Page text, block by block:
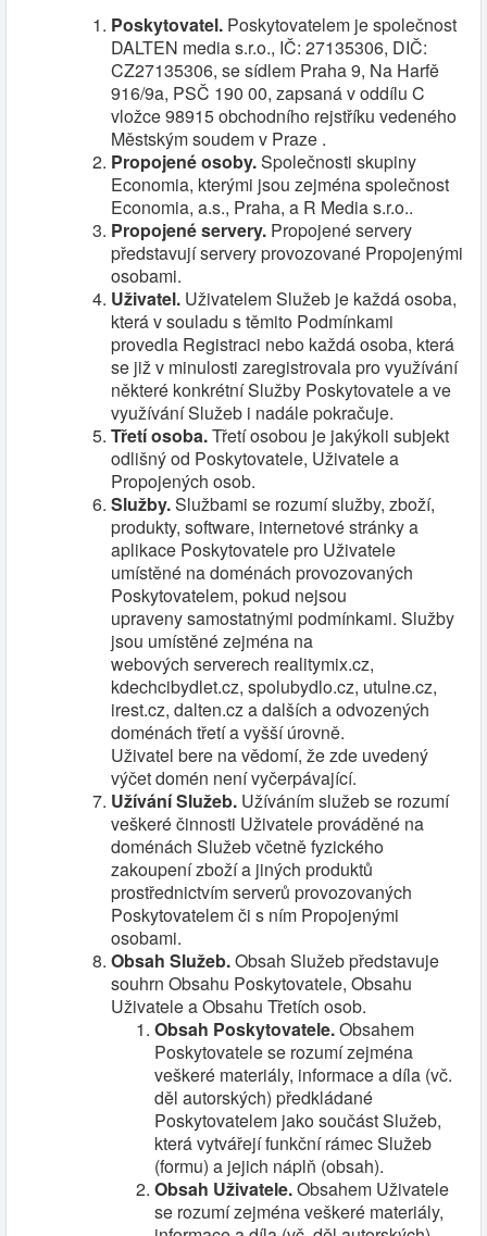
Poskytovatel. Poskytovatelem je společnost
DALTEN media s.r.o., IČ: 27135306, DIČ:
CZ27135306, se sídlem Praha 9, Na Harfě
916/9a, PSČ 190 00, zapsaná v oddílu C
vložce 98915 obchodního rejstříku vedeného
Městským soudem v Praze .
Propojené osoby.Společnosti skupiny
Economia, kterými jsou zejména společnost
Economia, a.s., Praha, a R Media s.r.o..
Propojené servery. Propojené servery
představují servery provozované Propojenými
osobami.
Uživatel. Uživatelem Služeb je každá osoba,
která v souladu s těmito Podmínkami
provedla Registraci nebo každá osoba, která
se již v minulosti zaregistrovala pro využívání
některé konkrétní Služby Poskytovatele a ve
využívání Služeb i nadále pokračuje.
Třetí osoba.Třetí osobou je jakýkoli subjekt
odlišný od Poskytovatele, Uživatele a
Propojených osob.
Služby.Službami se rozumí služby, zboží,
produkty, software, internetové stránky a
aplikace Poskytovatele pro Uživatele
umístěné na doménách provozovaných
Poskytovatelem, pokud nejsou
upraveny samostatnými podmínkami. Služby
jsou umístěné zejména na
webových serverech realitymix.cz,
kdechcibydlet.cz, spolubydlo.cz, utulne.cz,
irest.cz, dalten.cz a dalších a odvozených
doménách třetí a vyšší úrovně.
Uživatel bere na vědomí, že zde uvedený
výčet domén není vyčerpávající.
Užívání Služeb. Užíváním služeb se rozumí
veškeré činnosti Uživatele prováděné na
doménách Služeb včetně fyzického
zakoupení zboží a jiných produktů
prostřednictvím serverů provozovaných
Poskytovatelem či s ním Propojenými
osobami.
Obsah Služeb.Obsah Služeb představuje
souhrn Obsahu Poskytovatele, Obsahu
Uživatele a Obsahu Třetích osob.
Obsah Poskytovatele.Obsahem
Poskytovatele se rozumí zejména
veškeré materiály, informace a díla (vč.
děl autorských) předkládané
Poskytovatelem jako součást Služeb,
která vytvářejí funkční rámec Služeb
(formu) a jejich náplň (obsah).
Obsah Uživatele.Obsahem Uživatele
se rozumí zejména veškeré materiály,